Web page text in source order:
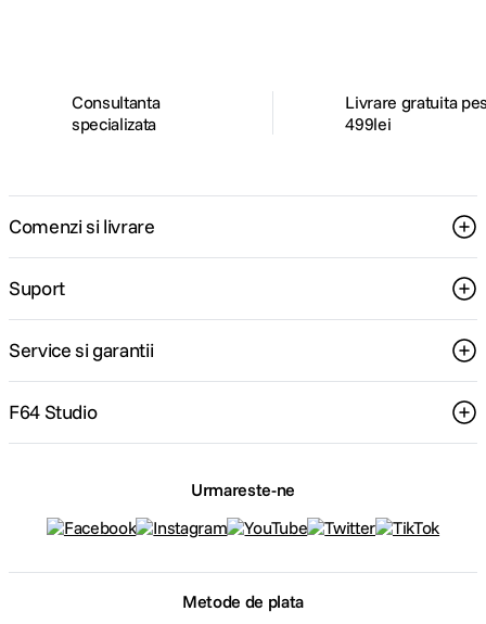
Consultanta
specializata
Livrare gratuita
499lei
Comenzi si livrare
Suport
Service si garantii
F64 Studio
Urmareste-ne
Metode de plata